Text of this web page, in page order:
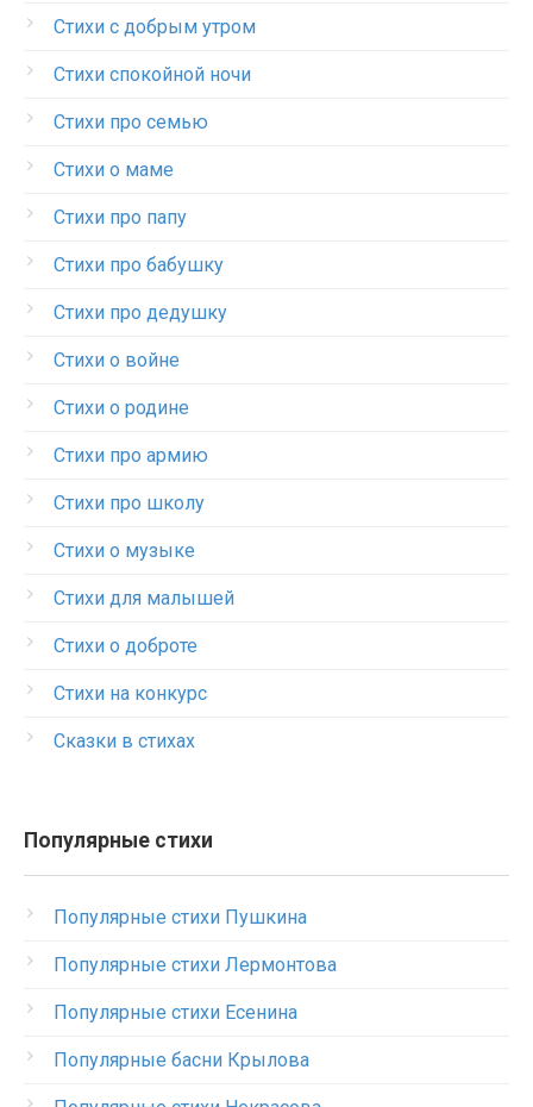
Стихи с добрым утром
Стихи спокойной ночи
Стихи про семью
Стихи о маме
Стихи про папу
Стихи про бабушку
Стихи про дедушку
Стихи о войне
Стихи о родине
Стихи про армию
Стихи про школу
Стихи о музыке
Стихи для малышей
Стихи о доброте
Стихи на конкурс
Сказки в стихах
Популярные стихи
Популярные стихи Пушкина
Популярные стихи Лермонтова
Популярные стихи Есенина
Популярные басни Крылова